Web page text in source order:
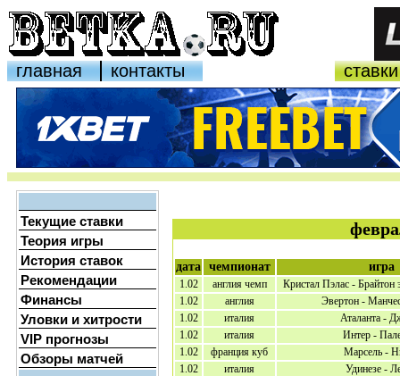
главная контакты ставки
дата чемпионат игра
1.02 англия чемп
Кристал Пэлас -
1.02
англия
Эвертон -
1.02
италия
Аталанта -
1.02
италия
Интер -
1.02
франция куб
Марсель -
1.02
италия
Удинезе -
Текущие ставки
Теория игры
История ставок
Рекомендации
Финансы
Уловки и хитрости
VIP прогнозы
Обзоры матчей